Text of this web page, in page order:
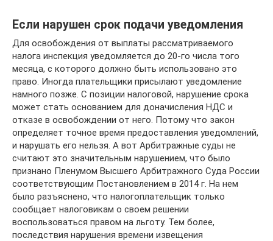
Если нарушен срок подачи уведомления
Для освобождения от выплаты рассматриваемого
налога инспекция уведомляется до 20-го числа того
месяца, с которого должно быть использовано это
право. Иногда плательщики присылают уведомление
намного позже. С позиции налоговой, нарушение срока
может стать основанием для доначисления НДС и
отказе в освобождении от него. Потому что закон
определяет точное время предоставления уведомлений,
и нарушать его нельзя. А вот Арбитражные суды не
считают это значительным нарушением, что было
признано Пленумом Высшего Арбитражного Суда России
соответствующим Постановлением в 2014 г. На нем
было разъяснено, что налогоплательщик только
сообщает налоговикам о своем решении
воспользоваться правом на льготу. Тем более,
последствия нарушения времени извещения